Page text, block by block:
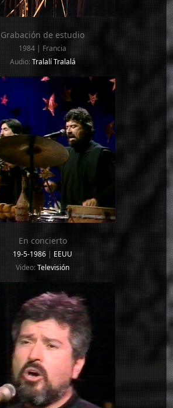
Grabación de estudio
1984 | Francia
Audio:Tralalí Tralalá
En concierto
19-5-1986|EEUU
Video:Televisión